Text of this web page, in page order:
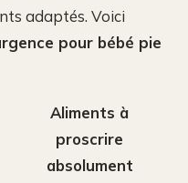
adaptés. Voici
pour bébé pie
Aliments à
proscrire
absolument